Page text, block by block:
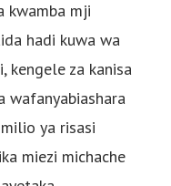
kwamba mji
hadi kuwa wa
kengele za kanisa
wafanyabiashara
ya risasi
miezi michache